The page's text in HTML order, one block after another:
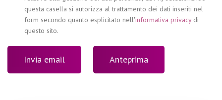
questa casella si autorizza al trattamento dei dati inseriti nel
form secondo quanto esplicitato nell'informativa privacydi
questo sito.